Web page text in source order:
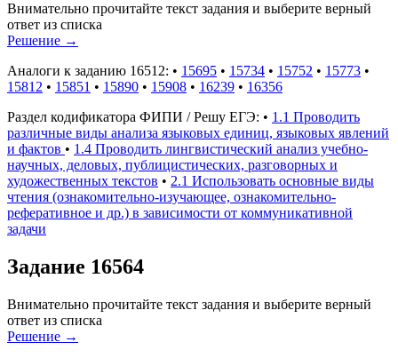
Внимательно прочитайте текст задания и выберите верный
ответ из списка
Решение →
Аналоги к заданию 16512: • 15695 • 15734 • 15752 • 15773 •
15812 • 15851 • 15890 • 15908 • 16239 • 16356
Раздел кодификатора ФИПИ / Решу ЕГЭ: • 1.1 Проводить
различные виды анализа языковых единиц, языковых явлений
и фактов • 1.4 Проводить лингвистический анализ учебно-
научных, деловых, публицистических, разговорных и
художественных текстов • 2.1 Использовать основные виды
чтения (ознакомительно-изучающее, ознакомительно-
реферативное и др.) в зависимости от коммуникативной
задачи
Задание 16564
Внимательно прочитайте текст задания и выберите верный
ответ из списка
Решение →